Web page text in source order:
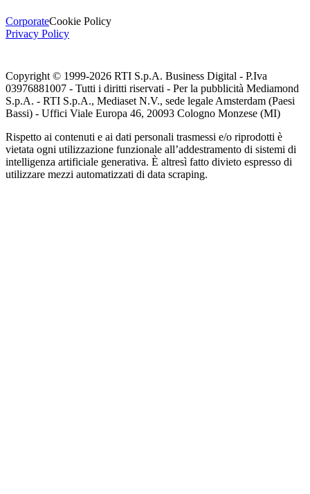
CorporateCookie Policy
Privacy Policy
Copyright © 1999-2026 RTI S.p.A. Business Digital - P.Iva
03976881007 - Tutti i diritti riservati - Per la pubblicità Mediamond
S.p.A. - RTI S.p.A., Mediaset N.V., sede legale Amsterdam (Paesi
Bassi) - Uffici Viale Europa 46, 20093 Cologno Monzese (MI)
Rispetto ai contenuti e ai dati personali trasmessi e/o riprodotti è
vietata ogni utilizzazione funzionale all’addestramento di sistemi di
intelligenza artificiale generativa. È altresì fatto divieto espresso di
utilizzare mezzi automatizzati di data scraping.